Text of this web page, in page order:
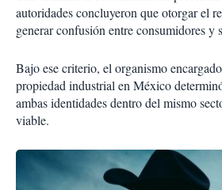
autoridades concluyeron que otorgar el
generar confusión entre consumidores y
Bajo ese criterio, el organismo
propiedad industrial en México
ambas identidades dentro del mismo
viable.